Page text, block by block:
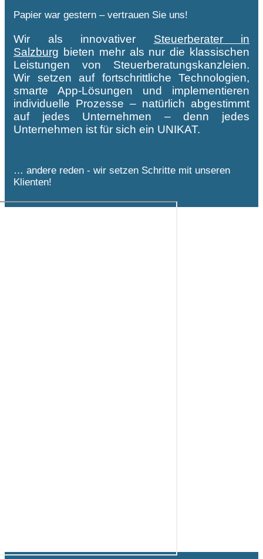
Papier war gestern – vertrauen Sie uns!
Wir als innovativer Steuerberater in
Salzburg bieten mehr als nur die klassischen
Leistungen von Steuerberatungskanzleien.
Wir setzen auf fortschrittliche Technologien,
smarte App-Lösungen und implementieren
individuelle Prozesse – natürlich abgestimmt
auf jedes Unternehmen – denn jedes
Unternehmen ist für sich ein UNIKAT.
… andere reden - wir setzen Schritte mit unseren
Klienten!